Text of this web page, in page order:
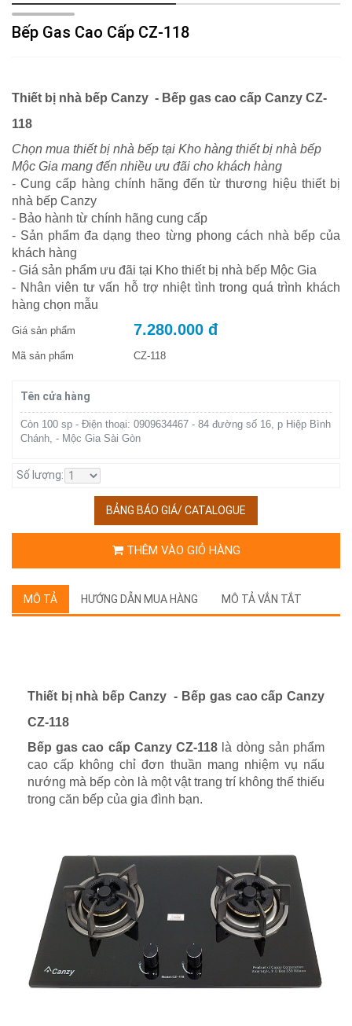
Bếp Gas Cao Cấp CZ-118
Thiết bị nhà bếp Canzy - Bếp gas cao cấp Canzy CZ-
118
Chọn mua thiết bị nhà bếp tại Kho hàng thiết bị nhà bếp
Mộc Gia mang đến nhiều ưu đãi cho khách hàng
- Cung cấp hàng chính hãng đến từ thương hiệu thiết bị
nhà bếp Canzy
- Bảo hành từ chính hãng cung cấp
- Sản phẩm đa dạng theo từng phong cách nhà bếp của
khách hàng
- Giá sản phẩm ưu đãi tại Kho thiết bị nhà bếp Mộc Gia
- Nhân viên tư vấn hỗ trợ nhiệt tình trong quá trình khách
hàng chọn mẫu
Giá sản phẩm 7.280.000 đ
Mã sản phẩm CZ-118
Tên cửa hàng
Còn 100 sp - Điện thoại: 0909634467 - 84 đường số 16, p Hiệp Bình
Chánh, - Mộc Gia Sài Gòn
Số lượng:
BẢNG BÁO GIÁ/ CATALOGUE
THÊM VÀO GIỎ HÀNG
MÔ TẢ HƯỚNG DẪN MUA HÀNG MÔ TẢ VẮN TẮT
Thiết bị nhà bếp Canzy - Bếp gas cao cấp Canzy
CZ-118
Bếp gas cao cấp Canzy CZ-118 là dòng sản phẩm
cao cấp không chỉ đơn thuần mang nhiệm vụ nấu
nướng mà bếp còn là một vật trang trí không thể thiếu
trong căn bếp của gia đình bạn.